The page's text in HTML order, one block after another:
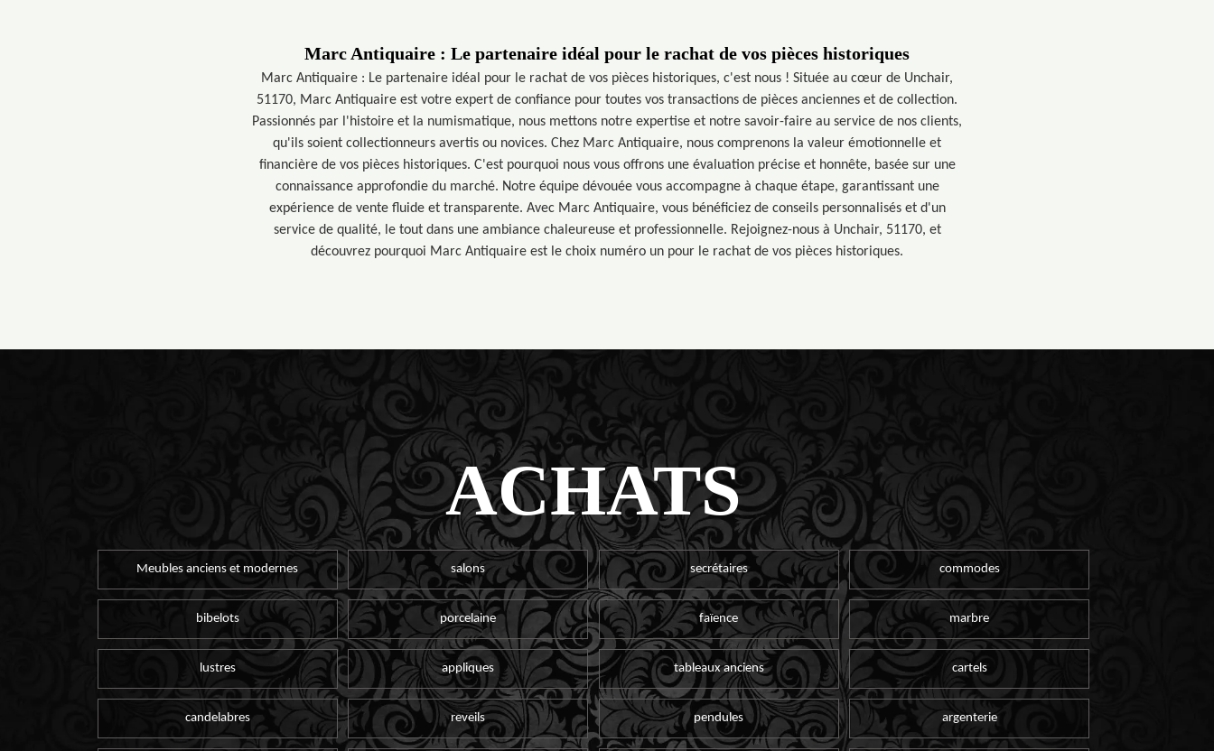
Marc Antiquaire : Le partenaire idéal pour le rachat de vos pièces historiques
Marc Antiquaire : Le partenaire idéal pour le rachat de vos pièces historiques, c'est nous ! Située au cœur de Unchair,
51170, Marc Antiquaire est votre expert de confiance pour toutes vos transactions de pièces anciennes et de collection.
Passionnés par l'histoire et la numismatique, nous mettons notre expertise et notre savoir-faire au service de nos clients,
qu'ils soient collectionneurs avertis ou novices. Chez Marc Antiquaire, nous comprenons la valeur émotionnelle et
financière de vos pièces historiques. C'est pourquoi nous vous offrons une évaluation précise et honnête, basée sur une
connaissance approfondie du marché. Notre équipe dévouée vous accompagne à chaque étape, garantissant une
expérience de vente fluide et transparente. Avec Marc Antiquaire, vous bénéficiez de conseils personnalisés et d'un
service de qualité, le tout dans une ambiance chaleureuse et professionnelle. Rejoignez-nous à Unchair, 51170, et
découvrez pourquoi Marc Antiquaire est le choix numéro un pour le rachat de vos pièces historiques.
ACHATS
Meubles anciens et modernes salons secrétaires commodes
bibelots porcelaine faïence marbre
lustres appliques tableaux anciens cartels
candelabres reveils pendules argenterie